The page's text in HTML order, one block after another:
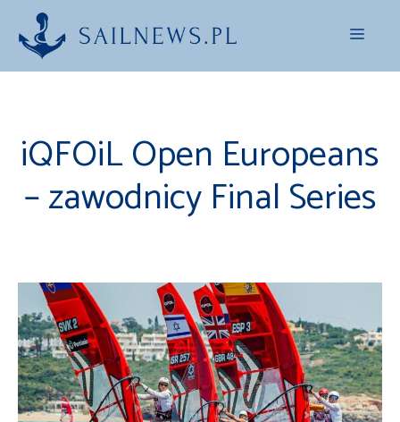
Przejdź
treści
Menu
iQFOiL Open Europeans
– zawodnicy Final Series